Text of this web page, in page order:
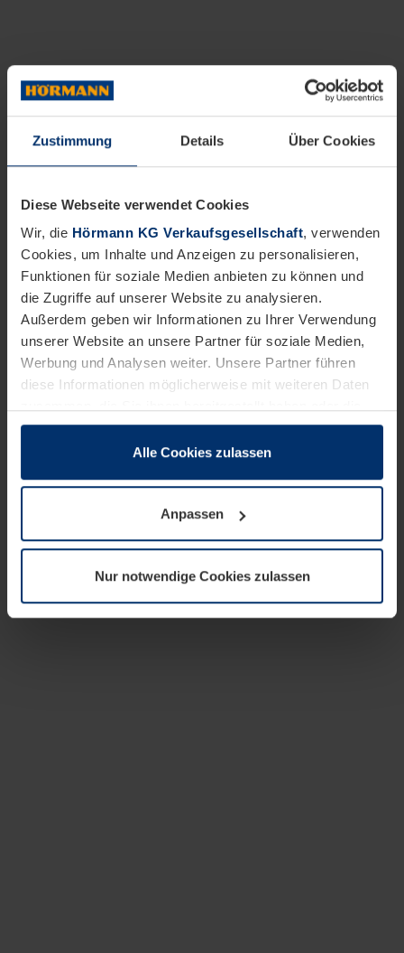
Zustimmung Details Über Cookies
Diese Webseite verwendet Cookies
Wir, die Hörmann KG Verkaufsgesellschaft, verwenden
Cookies, um Inhalte und Anzeigen zu personalisieren,
Funktionen für soziale Medien anbieten zu können und
die Zugriffe auf unserer Website zu analysieren.
Außerdem geben wir Informationen zu Ihrer Verwendung
unserer Website an unsere Partner für soziale Medien,
Werbung und Analysen weiter. Unsere Partner führen
diese Informationen möglicherweise mit weiteren Daten
sie im Rahmen Ihrer Nutzung der Dienste gesammelt
wenn diese für den Betrieb dieser Seite unbedingt
notwendig sind. Für alle anderen Cookie-Typen benötigen
wir Ihre Erlaubnis. Ihre Einwilligung können Sie jederzeit
Datenschutzerklärungunserer Website ändern oder
widerrufen.
Alle Cookies zulassen
Anpassen
Nur notwendige Cookies zulassen